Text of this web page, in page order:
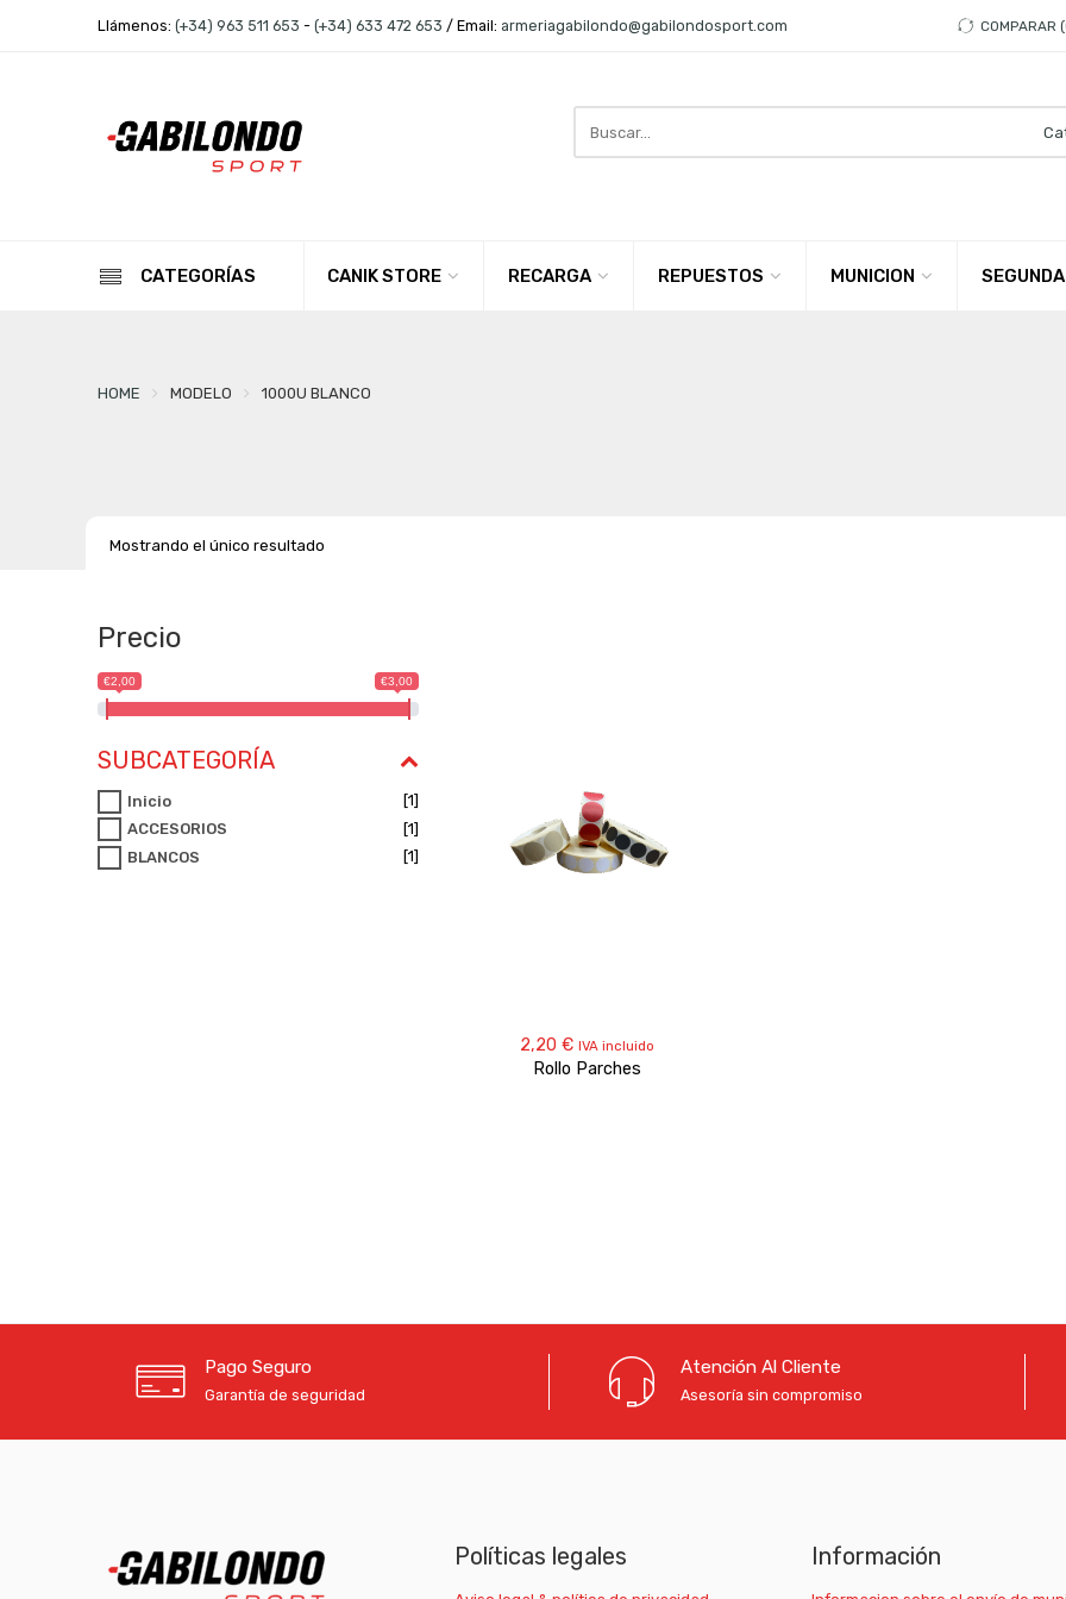
Llámenos: (+34) 963 511 653 - (+34) 633 472 653 / Email: armeriagabilondo@gabilondosport.com COMPARAR
here
CATEGORÍAS CANIK STORE RECARGA REPUESTOS MUNICION
HOME MODELO 1000U BLANCO
Mostrando el único resultado
2,20 € IVA incluido
Rollo Parches
Precio
€2,00 €3,00
SUBCATEGORÍA
Inicio
[1]
ACCESORIOS
[1]
BLANCOS
[1]
Pago Seguro
Garantía de seguridad
Atención Al Cliente
Asesoría sin compromiso
Políticas legales Información